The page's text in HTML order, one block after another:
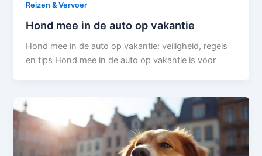
Reizen & Vervoer
Hond mee in de auto op vakantie
Hond mee in de auto op vakantie: veiligheid, regels
en tips Hond mee in de auto op vakantie is voor